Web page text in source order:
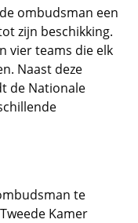
ombudsman een
zijn beschikking.
vier teams die elk
Naast deze
de Nationale
te
Kamer